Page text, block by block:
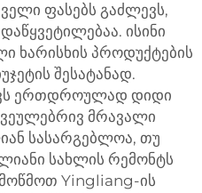
ფასებს გაძლევს,
ისინი
ხარისხის პროდუქტების
შესატანად.
ერთდროულად დიდი
მრავალი
სასარგებლოა, თუ
სახლის რემონტს
Yingliang-ის